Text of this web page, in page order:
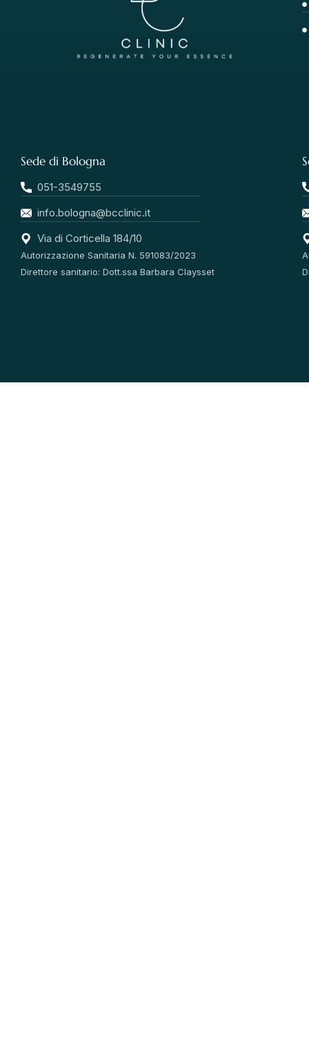
Sede di Bologna
051-3549755
info.bologna@bcclinic.it
Via di Corticella 184/10
Autorizzazione Sanitaria N. 591083/2023
Direttore sanitario: Dott.ssa Barbara Claysset